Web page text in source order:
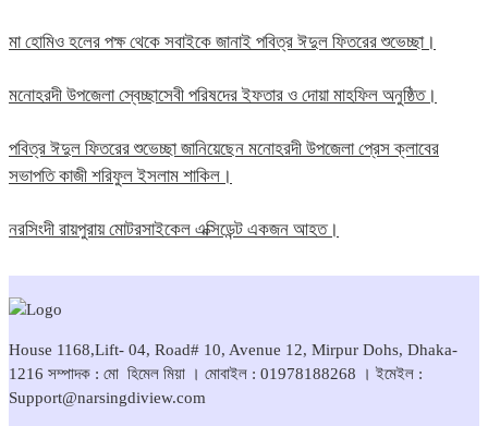
মা হোমিও হলের পক্ষ থেকে সবাইকে জানাই পবিত্র ঈদুল ফিতরের শুভেচ্ছা।
মনোহরদী উপজেলা স্বেচ্ছাসেবী পরিষদের ইফতার ও দোয়া মাহফিল অনুষ্ঠিত।
পবিত্র ঈদুল ফিতরের শুভেচ্ছা জানিয়েছেন মনোহরদী উপজেলা প্রেস ক্লাবের
সভাপতি কাজী শরিফুল ইসলাম শাকিল।
নরসিংদী রায়পুরায় মোটরসাইকেল এক্সিডেন্ট একজন আহত।
House 1168,Lift- 04, Road# 10, Avenue 12, Mirpur Dohs, Dhaka-
1216 সম্পাদক : মো হিমেল মিয়া । মোবাইল : 01978188268 । ইমেইল :
Support@narsingdiview.com